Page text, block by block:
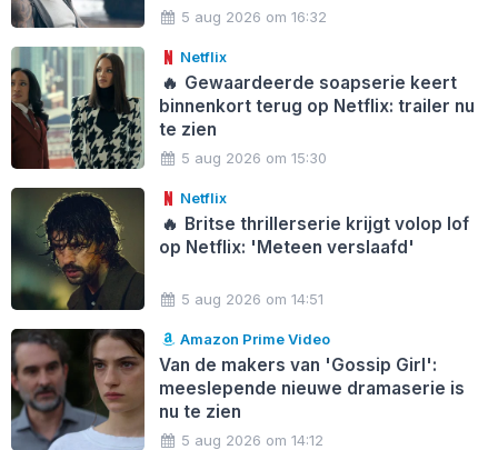
5 aug 2026 om 16:32
Netflix
🔥 Gewaardeerde soapserie keert
binnenkort terug op Netflix: trailer nu
te zien
5 aug 2026 om 15:30
Netflix
🔥 Britse thrillerserie krijgt volop lof
op Netflix: 'Meteen verslaafd'
5 aug 2026 om 14:51
Amazon Prime Video
Van de makers van 'Gossip Girl':
meeslepende nieuwe dramaserie is
nu te zien
5 aug 2026 om 14:12